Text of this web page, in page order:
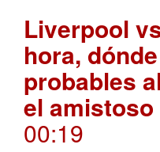
Liverpool
hora,
probables
el
00:19